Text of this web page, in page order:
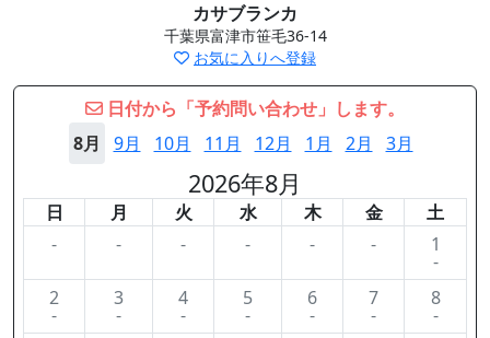
カサブランカ
千葉県富津市笹毛36-14
お気に入りへ登録
日付から「予約問い合わせ」します。
8月
9月 10月 11月 12月 1月 2月 3月
2026年8月
日 月 火 水 木 金
土
-
- - - - - 1
-
2
-
3
-
4
-
5
-
6
-
7
-
8
-